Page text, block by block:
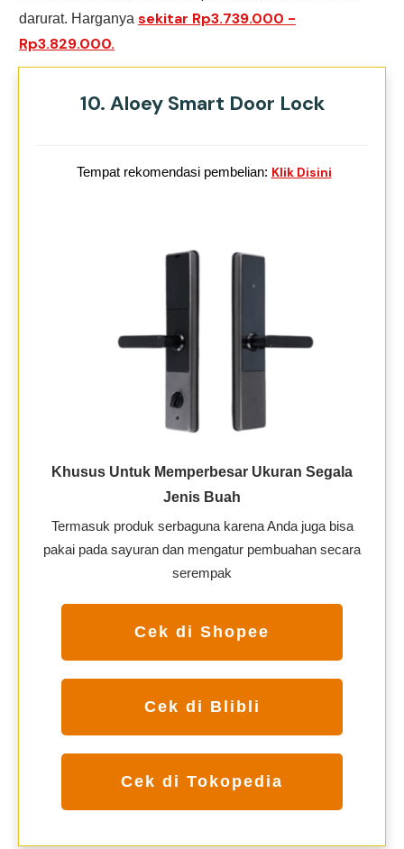
darurat. Harganya sekitar Rp3.739.000 -
Rp3.829.000.
10. Aloey Smart Door Lock
Tempat rekomendasi pembelian: Klik Disini
Khusus Untuk Memperbesar Ukuran Segala
Jenis Buah
Termasuk produk serbaguna karena Anda juga bisa
pakai pada sayuran dan mengatur pembuahan secara
serempak
Cek di Shopee
Cek di Blibli
Cek di Tokopedia